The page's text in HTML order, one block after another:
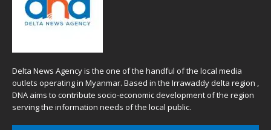
Delta News Agency is the one of the handful of the local media
outlets operating in Myanmar. Based in the Irrawaddy delta region ,
DNA aims to contribute socio-economic development of the region
serving the information needs of the local public.